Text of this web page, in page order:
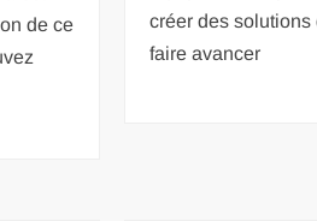
de ce
créer des solutions
faire avancer